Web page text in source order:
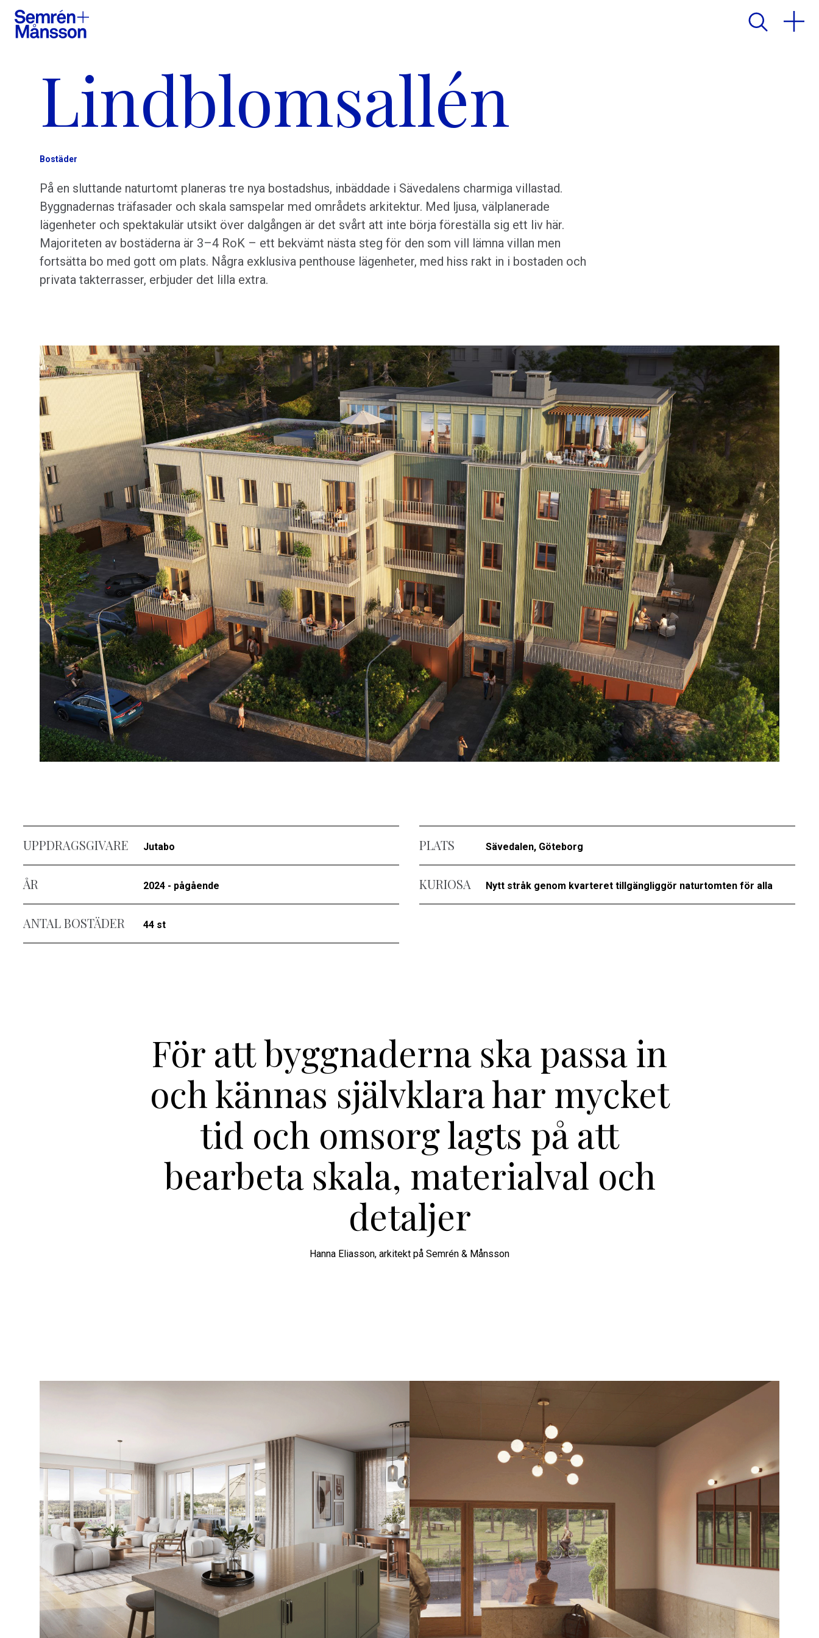
Lindblomsallén
Bostäder
På en sluttande naturtomt planeras tre nya bostadshus, inbäddade i Sävedalens charmiga villastad.
Byggnadernas träfasader och skala samspelar med områdets arkitektur. Med ljusa, välplanerade
lägenheter och spektakulär utsikt över dalgången är det svårt att inte börja föreställa sig ett liv här.
Majoriteten av bostäderna är 3–4 RoK – ett bekvämt nästa steg för den som vill lämna villan men
fortsätta bo med gott om plats. Några exklusiva penthouse lägenheter, med hiss rakt in i bostaden och
privata takterrasser, erbjuder det lilla extra.
UPPDRAGSGIVARE Jutabo
ÅR 2024 - pågående
ANTAL BOSTÄDER 44 st
PLATS Sävedalen, Göteborg
KURIOSA Nytt stråk genom kvarteret tillgängliggör naturtomten för alla
För att byggnaderna ska passa in
och kännas självklara har mycket
tid och omsorg lagts på att
bearbeta skala, materialval och
detaljer
Hanna Eliasson, arkitekt på Semrén & Månsson